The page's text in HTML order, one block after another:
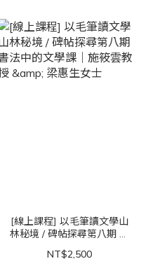
[線上課程] 以毛筆讀文學山
林秘境 / 碑帖探尋第八期 書
& 梁惠生女士
NT$2,500